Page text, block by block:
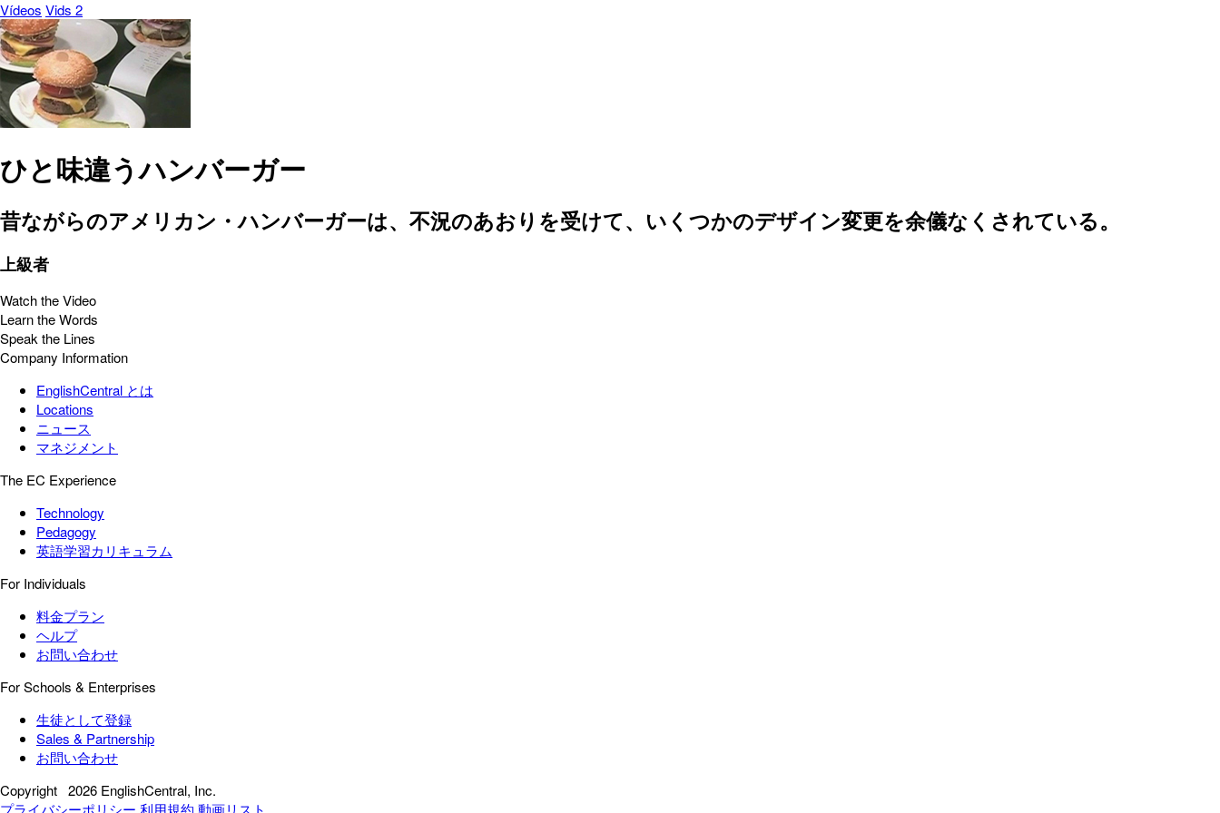
Vídeos Vids 2
ひと味違うハンバーガー
昔ながらのアメリカン・ハンバーガーは、不況のあおりを受けて、いくつかのデザイン変更を余儀なくされている。
上級者
Watch the Video
Learn the Words
Speak the Lines
Company Information
EnglishCentral とは
Locations
ニュース
マネジメント
The EC Experience
Technology
Pedagogy
英語学習カリキュラム
For Individuals
料金プラン
ヘルプ
お問い合わせ
For Schools & Enterprises
生徒として登録
Sales & Partnership
お問い合わせ
Copyright 2026 EnglishCentral, Inc.